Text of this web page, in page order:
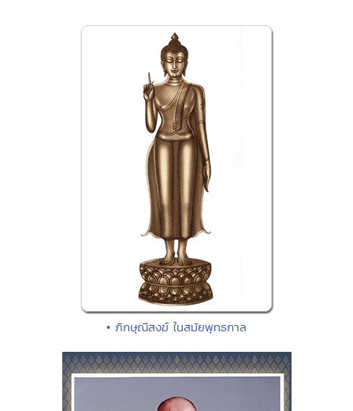
• ภิกษุณีสงฆ์ ในสมัยพุทธกาล